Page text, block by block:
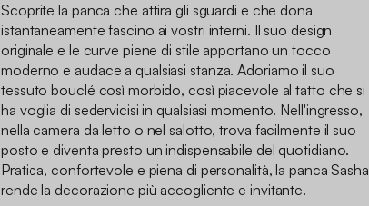
Scoprite la panca che attira gli sguardi e che dona
istantaneamente fascino ai vostri interni. Il suo design
originale e le curve piene di stile apportano un tocco
moderno e audace a qualsiasi stanza. Adoriamo il suo
tessuto bouclé così morbido, così piacevole al tatto che si
ha voglia di sedervicisi in qualsiasi momento. Nell'ingresso,
nella camera da letto o nel salotto, trova facilmente il suo
posto e diventa presto un indispensabile del quotidiano.
Pratica, confortevole e piena di personalità, la panca Sasha
rende la decorazione più accogliente e invitante.